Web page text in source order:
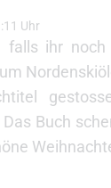
Uhr
falls ihr
Buch